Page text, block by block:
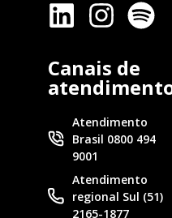
Canais de
Atendimento
Brasil 0800 494
9001
Atendimento
regional Sul (51)
2165-1877